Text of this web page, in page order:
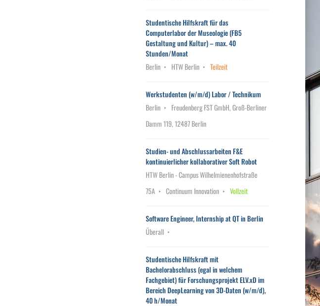
Studentische Hilfskraft für das
Computerlabor der Museologie (FB5
Gestaltung und Kultur) – max. 40
Stunden/Monat
Berlin
HTW Berlin Teilzeit
Werkstudenten (w/m/d) Labor / Technikum
Berlin
Freudenberg FST GmbH, Groß-Berliner
Damm 119, 12487 Berlin
Studien- und Abschlussarbeiten F&E
kontinuierlicher kollaborativer Soft Robot
HTW Berlin - Campus Wilhelmienenhofstraße
75A
Continuum Innovation Vollzeit
Software Engineer, Internship at QT in Berlin
Überall
Studentische Hilfskraft mit
Bachelorabschluss (egal in welchem
Fachgebiet) für Forschungsprojekt ELV.xD im
Bereich DeepLearning von 3D-Daten (w/m/d),
40 h/Monat